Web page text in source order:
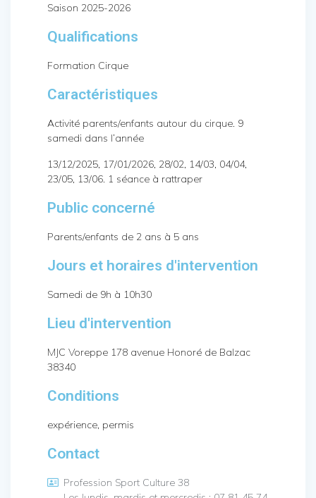
Saison 2025-2026
Qualifications
Formation Cirque
Caractéristiques
Activité parents/enfants autour du cirque. 9
samedi dans l’année
13/12/2025, 17/01/2026, 28/02, 14/03, 04/04,
23/05, 13/06. 1 séance à rattraper
Public concerné
Parents/enfants de 2 ans à 5 ans
Jours et horaires d'intervention
Samedi de 9h à 10h30
Lieu d'intervention
MJC Voreppe 178 avenue Honoré de Balzac
38340
Conditions
expérience, permis
Contact
Profession Sport Culture 38